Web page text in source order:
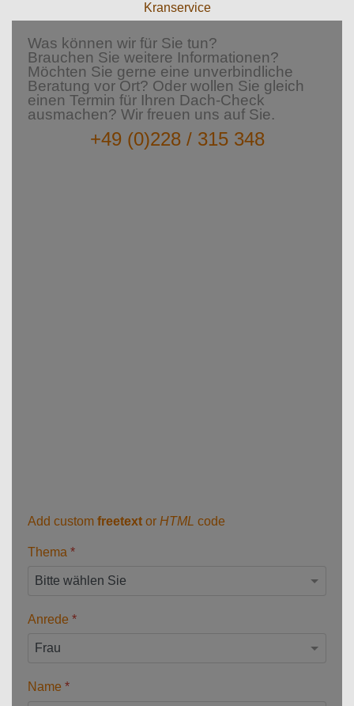
Kranservice
Was können wir für Sie tun?
Brauchen Sie weitere Informationen?
Möchten Sie gerne eine unverbindliche
Beratung vor Ort? Oder wollen Sie gleich
einen Termin für Ihren Dach-Check
ausmachen? Wir freuen uns auf Sie.
+49 (0)228 / 315 348
Add custom freetext or HTML code
Thema *
Anrede *
Name *